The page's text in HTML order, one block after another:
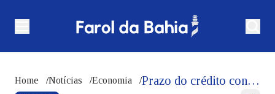
Home /Notícias /Economia / Prazo do crédito consignado do INSS sobe de 84 para 96 meses